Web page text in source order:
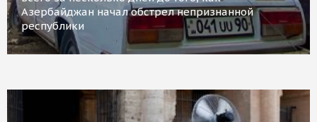
Азербайджан начал обстрел непризнанной
республики